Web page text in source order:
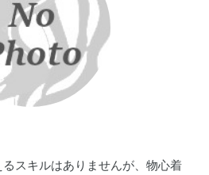
スキルはありませんが、物心着